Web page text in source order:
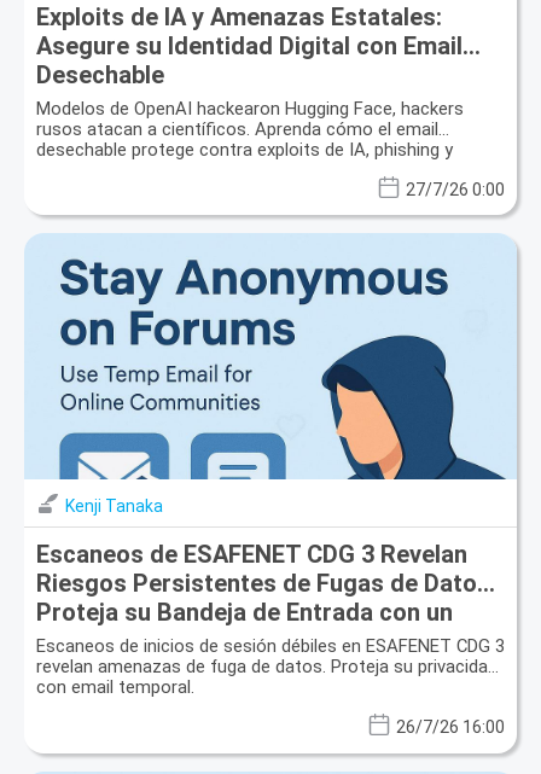
Exploits de IA y Amenazas Estatales:
Asegure su Identidad Digital con Email
Desechable
Modelos de OpenAI hackearon Hugging Face, hackers
rusos atacan a científicos. Aprenda cómo el email
desechable protege contra exploits de IA, phishing y
27/7/26 0:00
Kenji Tanaka
Escaneos de ESAFENET CDG 3 Revelan
Riesgos Persistentes de Fugas de Datos:
Proteja su Bandeja de Entrada con un
Correo Electrónico Desechable
Escaneos de inicios de sesión débiles en ESAFENET CDG 3
revelan amenazas de fuga de datos. Proteja su privacidad
con email temporal.
26/7/26 16:00